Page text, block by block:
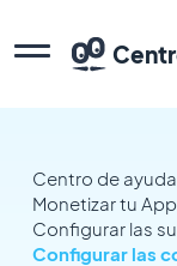
Centro de ayuda
Monetizar tu
Configurar las
Configurar las